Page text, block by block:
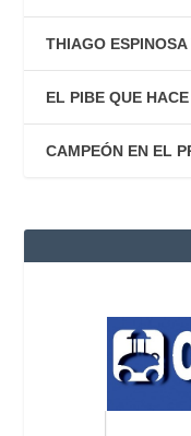
THIAGO
EL PIBE QUE
CAMPEÓN EN EL